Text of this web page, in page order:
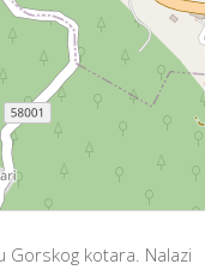
kotara. Nalazi